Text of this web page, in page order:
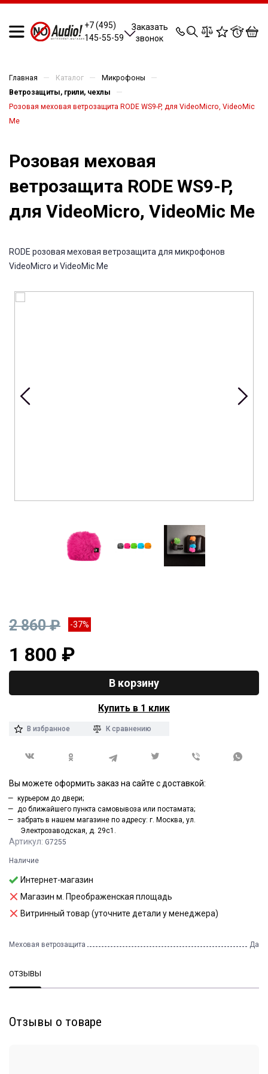
+7 (495)
145-55-59
Заказать
звонок
0 0 0 0
Главная — Каталог — Микрофоны —
Ветрозащиты, грили, чехлы —
Розовая меховая ветрозащита RODE WS9-P, для VideoMicro, VideoMic
Me
Розовая меховая
ветрозащита RODE WS9-P,
для VideoMicro, VideoMic Me
RODE розовая меховая ветрозащита для микрофонов
VideoMicro и VideoMic Me
Артикул: G7255
Наличие
Интернет-магазин
Магазин м. Преображенская площадь
Витринный товар (уточните детали у менеджера)
Меховая ветрозащита Да
2 860 ₽ -37%
1 800 ₽
В корзину
Купить в 1 клик
В избранное К сравнению
Вы можете оформить заказ на сайте с доставкой:
курьером до двери;
до ближайшего пункта самовывоза или постамата;
забрать в нашем магазине по адресу: г. Москва, ул.
Электрозаводская, д. 29с1.
ОТЗЫВЫ
Отзывы о товаре